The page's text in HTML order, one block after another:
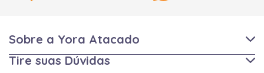
Sobre a Yora Atacado
Tire suas Dúvidas